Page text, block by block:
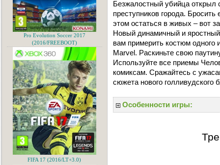
Безжалостный убийца открыл
преступников города.
этом остаться в живых – вот
Новый динамичный и
вам примерить костюм одного
Marvel. Раскиньте свою
Используйте все приемы
комиксам. Сражайтесь с
сюжета нового голливудского
Особенности игры:
Pro Evolution Soccer 2017
(2016/FREEBOOT)
FIFA 17 (2016/LT+3.0)